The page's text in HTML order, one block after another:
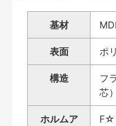
基材
表面 ポ
構造
フ
芯）
ホルムア